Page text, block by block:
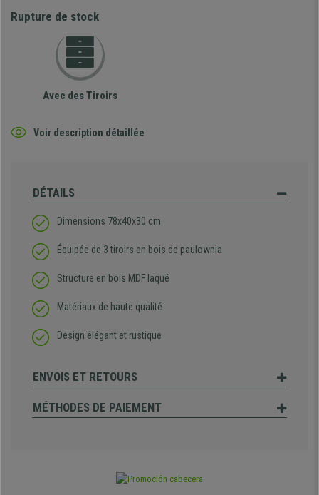
Rupture de stock
Avec des Tiroirs
Voir description détaillée
DÉTAILS
Dimensions 78x40x30 cm
Équipée de 3 tiroirs en bois de paulownia
Structure en bois MDF laqué
Matériaux de haute qualité
Design élégant et rustique
ENVOIS ET RETOURS
MÉTHODES DE PAIEMENT